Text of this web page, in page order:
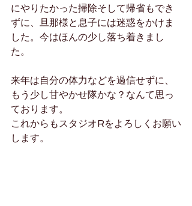
にやりたかった掃除そして帰省もでき
ずに、旦那様と息子には迷惑をかけま
した。今はほんの少し落ち着きまし
た。
来年は自分の体力などを過信せずに、
もう少し甘やかせ隊かな？なんて思っ
ております。
これからもスタジオRをよろしくお願い
します。